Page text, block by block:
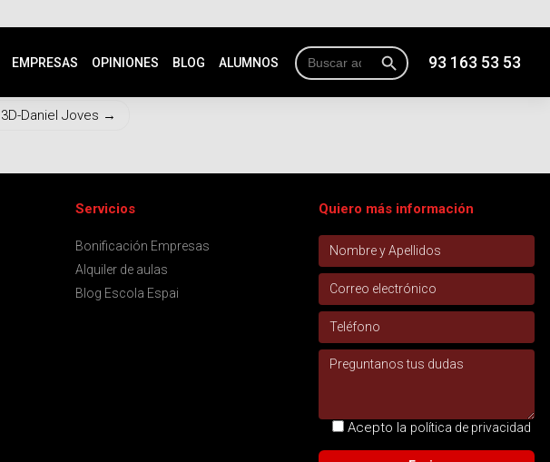
EMPRESAS OPINIONES BLOG ALUMNOS 93 163 53 53
Buscar: Botón de búsqueda
3D-Daniel Joves
Servicios
Bonificación Empresas
Alquiler de aulas
Blog Escola Espai
Quiero más información
Acepto la política de privacidad